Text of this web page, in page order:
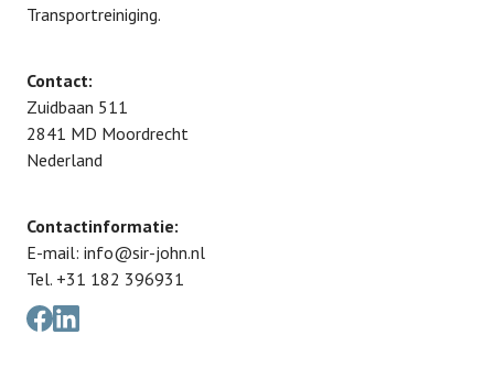
Transportreiniging.
Contact:
Zuidbaan 511
2841 MD Moordrecht
Nederland
Contactinformatie:
E-mail: info@sir-john.nl
Tel. +31 182 396931